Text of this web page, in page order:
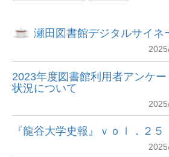
瀬田図書館デジタルサイネ
2023年度図書館利用者アンケ
状況について
『龍谷大学史報』ｖｏｌ．２